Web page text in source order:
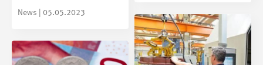
News | 05.05.2023